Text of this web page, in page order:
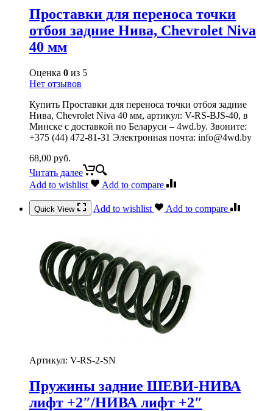
Проставки для переноса точки
отбоя задние Нива, Chevrolet Niva
40 мм
Оценка 0 из 5
Нет отзывов
Купить Проставки для переноса точки отбоя задние
Нива, Chevrolet Niva 40 мм, артикул: V-RS-BJS-40, в
Минске с доставкой по Беларуси – 4wd.by. Звоните:
+375 (44) 472-81-31 Электронная почта: info@4wd.by
68,00 руб.
Читать далее
Add to wishlist
Add to compare
Quick View Add to wishlist Add to compare
Артикул: V-RS-2-SN
Пружины задние ШЕВИ-НИВА
лифт +2″/НИВА лифт +2″